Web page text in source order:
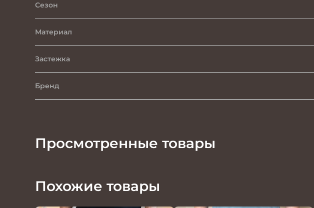
Сезон
Материал
Застежка
Бренд
Просмотренные товары
Похожие товары